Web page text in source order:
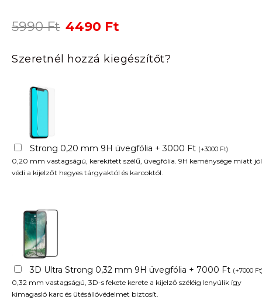
5990Ft Original
was:
5990 Ft.
4490 Ft
is:
4490 Ft.
Szeretnél hozzá kiegészítőt?
Strong 0,20 mm 9H üvegfólia + 3000 Ft (+3000 Ft)
0,20 mm vastagságú, kerekített szélű, üvegfólia. 9H keménysége miatt jól
védi a kijelzőt hegyes tárgyaktól és karcoktól.
3D Ultra Strong 0,32 mm 9H üvegfólia + 7000 Ft (+7000 Ft
0,32 mm vastagságú, 3D-s fekete kerete a kijelző széléig lenyúlik így
kimagasló karc és ütésállóvédelmet biztosít.